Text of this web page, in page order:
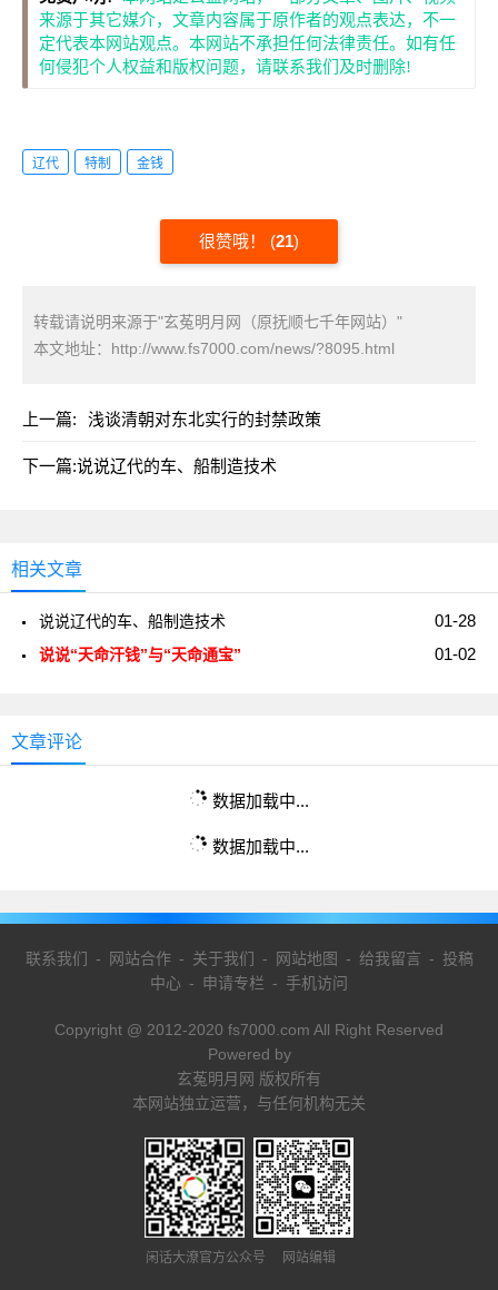
来源于其它媒介，文章内容属于原作者的观点表达，不一
定代表本网站观点。本网站不承担任何法律责任。如有任
何侵犯个人权益和版权问题，请联系我们及时删除!
辽代 特制 金钱
很赞哦！ (21)
转载请说明来源于"玄菟明月网（原抚顺七千年网站）"
本文地址： http://www.fs7000.com/news/?8095.html
上一篇: 浅谈清朝对东北实行的封禁政策
下一篇:说说辽代的车、船制造技术
相关文章
01-28
说说辽代的车、船制造技术
01-02
说说“天命汗钱”与“天命通宝”
文章评论
数据加载中...
数据加载中...
联系我们 - 网站合作- 关于我们 - 网站地图 - 给我留言 - 投稿
中心 - 申请专栏 - 手机访问
Copyright @ 2012-2020 fs7000.com All Right Reserved
Powered by
玄菟明月网 版权所有
本网站独立运营，与任何机构无关
闲话大潦官方公众号 网站编辑